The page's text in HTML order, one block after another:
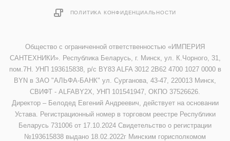
ПОЛИТИКА КОНФИДЕНЦИАЛЬНОСТИ
Общество с ограниченной ответственностью «ИМПЕРИЯ
САНТЕХНИКИ». Республика Беларусь, г. Минск, ул. К.Чорного, 31,
пом.7Н. УНП 193615838, р/с BY83 ALFA 3012 2B62 4700 1027 0000 в
BYN в ЗАО "АЛЬФА-БАНК" ул. Сурганова, 43-47, 220013 Минск,
СВИФТ - ALFABY2X, УНП 101541947, ОКПО 37526626.
Директор – Белодед Евгений Андреевич, действует на основании
Устава. Регистрационный номер в торговом реестре Республики
Беларусь 731006 от 17.10.2024 Свидетельство о регистрации
№193615838 выдано 18.02.2022г Минским горисполкомом